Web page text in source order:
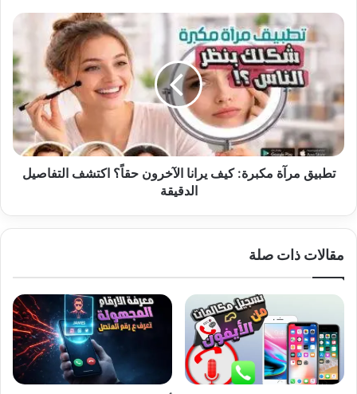
تطبيق
مكبرة:
يرانا
الآخرون
حقاً؟
اكتشف
التفاصيل
الدقيقة
تطبيق مرآة مكبرة: كيف يرانا الآخرون حقاً؟ اكتشف التفاصيل
الدقيقة
مقالات ذات صلة